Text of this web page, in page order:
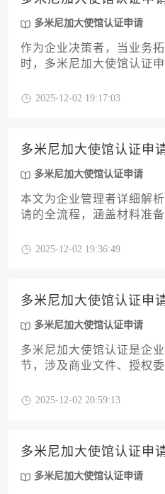
多米尼加大使馆认证申请
作为企业决策者，当业务
时，多米尼加大使馆认证
系，从官方规费、代理服
素，助您规避隐形开支，
的目标。
2025-12-02 19:17:03
多米尼加大使馆认证申
多米尼加大使馆认证申请
本文为企业管理者详细解
请的全流程，涵盖材料准
认证的特殊要求与常见问
2025-12-02 19:36:49
多米尼加大使馆认证申
多米尼加大使馆认证申请
多米尼加大使馆认证是企
节，涉及商业文件、授权
请主体资格、文件类型要
2025-12-02 20:59:13
多米尼加大使馆认证申
多米尼加大使馆认证申请